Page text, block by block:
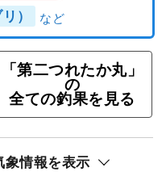
）
「第二つれたか丸」
の
全ての釣果を見る
象情報を表示